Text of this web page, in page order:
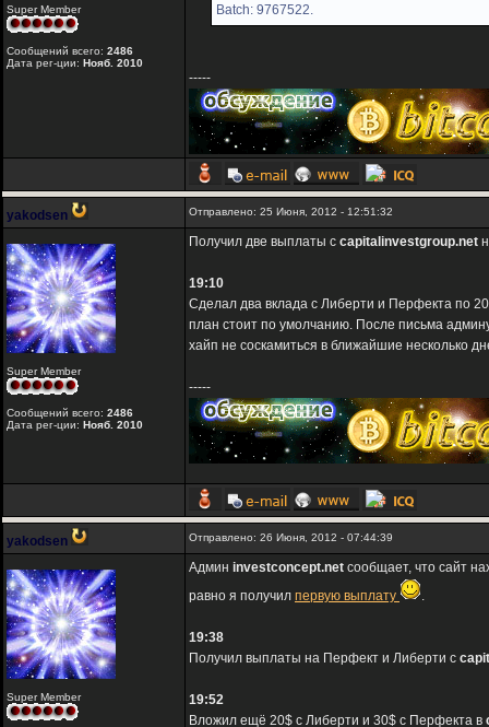
Super Member
Сообщений всего: 2486
Дата рег-ции: Нояб. 2010
Batch: 9767522.
-----
yakodsen Отправлено: 25 Июня, 2012 - 12:51:32
Super Member
Сообщений всего: 2486
Дата рег-ции: Нояб. 2010
Получил две выплаты с capitalinvestgroup.net
19:10
Сделал два вклада с Либерти и Перфекта по
план стоит по умолчанию. После письма
хайп не соскамиться в ближайшие несколько
-----
yakodsen Отправлено: 26 Июня, 2012 - 07:44:39
Super Member
Админ investconcept.net сообщает, что сайт
равно я получил первую выплату .
19:38
Получил выплаты на Перфект и Либерти с
19:52
Вложил ещё 20$ с Либерти и 30$ с Перфекта в